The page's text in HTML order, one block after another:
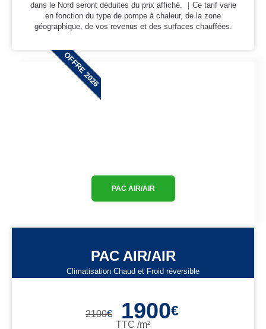
dans le Nord seront déduites du prix affiché. ｜Ce tarif varie
en fonction du type de pompe à chaleur, de la zone
géographique, de vos revenus et des surfaces chauffées.
OFFRE 2026
PAC AIR/AIR
PAC AIR/AIR
Climatisation Chaud et Froid réversible
2100€ 1900€
TTC /m²